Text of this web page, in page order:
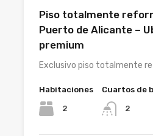
Piso totalmente
Puerto de Alicante –
premium
Exclusivo piso totalmente
Habitaciones
2
Cuartos de
2